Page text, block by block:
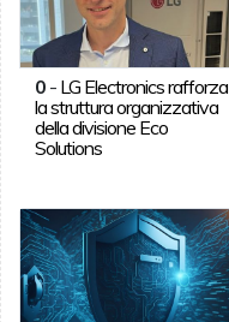
0- LG Electronics rafforza
la struttura organizzativa
della divisione Eco
Solutions